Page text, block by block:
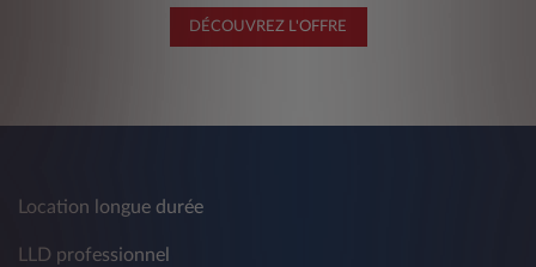
DÉCOUVREZ L'OFFRE
Location longue durée
LLD professionnel